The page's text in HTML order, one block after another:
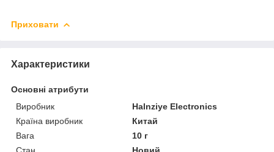
Приховати
Характеристики
Основні атрибути
Виробник
Halnziye Electronics
Країна виробник
Китай
Вага
10 г
Стан
Новий